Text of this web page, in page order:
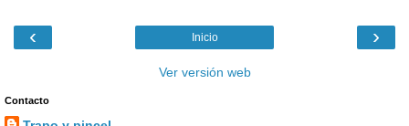
‹ ›
Inicio
Ver versión web
Contacto